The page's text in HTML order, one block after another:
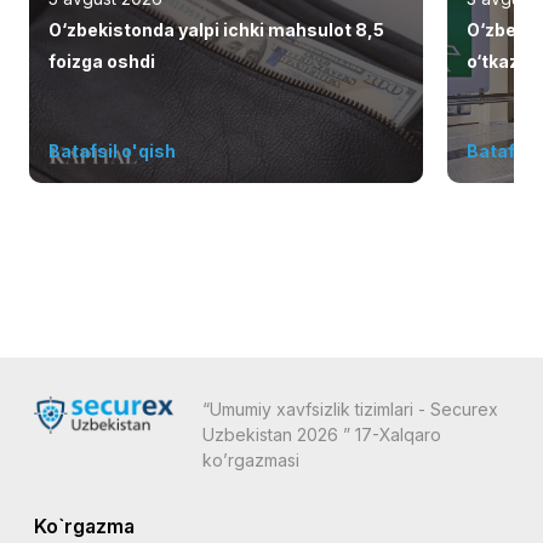
O‘zbekistonda yalpi ichki mahsulot 8,5
foizga oshdi
Batafsil o'qish Batafsil
“Umumiy xavfsizlik tizimlari - Securex
Uzbekistan 2026 ” 17-Xalqaro
ko’rgazmasi
Ko`rgazma